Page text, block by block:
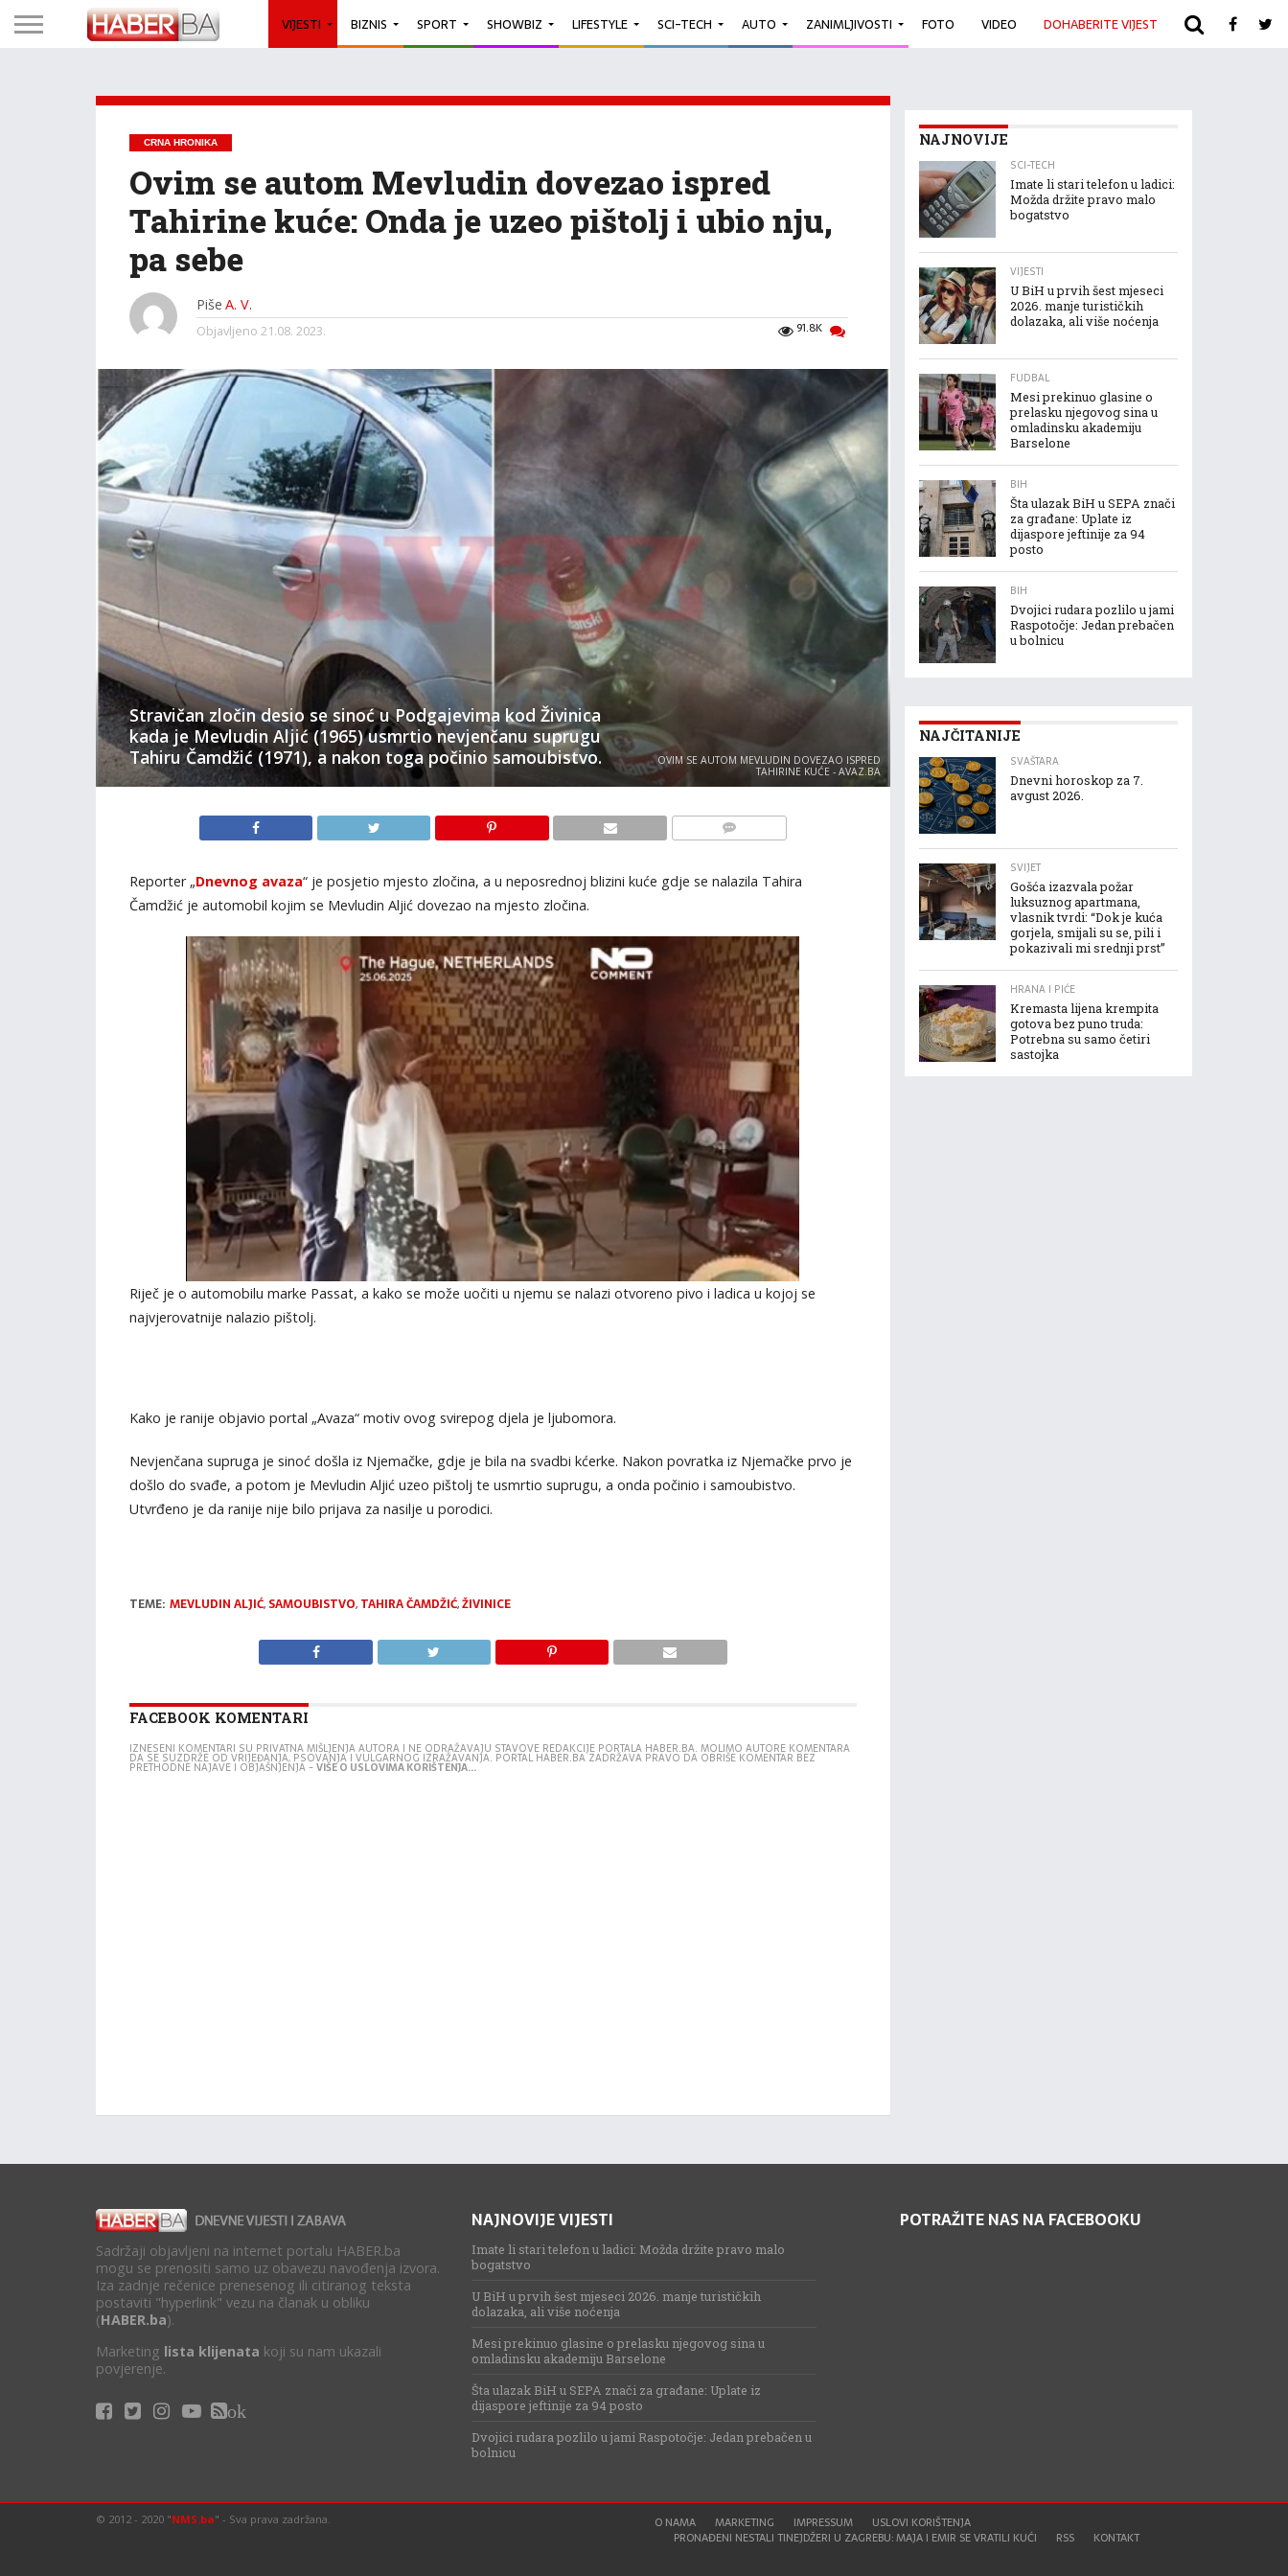
VIJESTI BIZNIS SPORT SHOWBIZ LIFESTYLE SCI-TECH AUTO ZANIMLJIVOSTI FOTO VIDEO DOHABERITE VIJEST ARHIVA
CRNA HRONIKA
Ovim se autom Mevludin dovezao ispred
Tahirine kuće: Onda je uzeo pištolj i ubio nju,
pa sebe
Piše A. V.
91.8K
Objavljeno 21.08. 2023.
Stravičan zločin desio se sinoć u Podgajevima kod Živinica
kada je Mevludin Aljić (1965) usmrtio nevjenčanu suprugu
Tahiru Čamdžić (1971), a nakon toga počinio samoubistvo.
OVIM SE AUTOM MEVLUDIN DOVEZAO ISPRED
TAHIRINE KUĆE - AVAZ.BA
Reporter „Dnevnog avaza“ je posjetio mjesto zločina, a u neposrednoj blizini kuće gdje se nalazila Tahira
Čamdžić je automobil kojim se Mevludin Aljić dovezao na mjesto zločina.
Riječ je o automobilu marke Passat, a kako se može uočiti u njemu se nalazi otvoreno pivo i ladica u kojoj se
najvjerovatnije nalazio pištolj.
Kako je ranije objavio portal „Avaza“ motiv ovog svirepog djela je ljubomora.
Nevjenčana supruga je sinoć došla iz Njemačke, gdje je bila na svadbi kćerke. Nakon povratka iz Njemačke prvo je
došlo do svađe, a potom je Mevludin Aljić uzeo pištolj te usmrtio suprugu, a onda počinio i samoubistvo.
Utvrđeno je da ranije nije bilo prijava za nasilje u porodici.
TEME: MEVLUDIN ALJIĆ, SAMOUBISTVO, TAHIRA ČAMDŽIĆ,ŽIVINICE
FACEBOOK KOMENTARI
IZNESENI KOMENTARI SU PRIVATNA MIŠLJENJA AUTORA I NE ODRAŽAVAJU STAVOVE REDAKCIJE PORTALA HABER.BA. MOLIMO AUTORE KOMENTARA
DA SE SUZDRŽE OD VRIJEĐANJA, PSOVANJA I VULGARNOG IZRAŽAVANJA. PORTAL HABER.BA ZADRŽAVA PRAVO DA OBRIŠE KOMENTAR BEZ
PRETHODNE NAJAVE I OBJAŠNJENJA -VIŠE O USLOVIMA KORIŠTENJA...
NAJNOVIJE
SCI-TECH
Imate li stari telefon u ladici:
Možda držite pravo malo
bogatstvo
VIJESTI
U BiH u prvih šest mjeseci
2026. manje turističkih
dolazaka, ali više noćenja
FUDBAL
Mesi prekinuo glasine o
prelasku njegovog sina u
omladinsku akademiju
Barselone
BIH
Šta ulazak BiH u SEPA znači
za građane: Uplate iz
dijaspore jeftinije za 94
posto
BIH
Dvojici rudara pozlilo u jami
Raspotočje: Jedan prebačen
u bolnicu
NAJČITANIJE
SVAŠTARA
Dnevni horoskop za 7.
avgust 2026.
SVIJET
Gošća izazvala požar
luksuznog apartmana,
vlasnik tvrdi: “Dok je kuća
gorjela, smijali su se, pili i
pokazivali mi srednji prst”
HRANA I PIĆE
Kremasta lijena krempita
gotova bez puno truda:
Potrebna su samo četiri
sastojka
Sadržaji objavljeni na internet portalu HABER.ba
mogu se prenositi samo uz obavezu navođenja izvora.
Iza zadnje rečenice prenesenog ili citiranog teksta
postaviti "hyperlink" vezu na članak u obliku
(HABER.ba).
Marketing lista klijenata koji su nam ukazali
povjerenje.
ok
NAJNOVIJE VIJESTI
Imate li stari telefon u ladici: Možda držite pravo malo
bogatstvo
U BiH u prvih šest mjeseci 2026. manje turističkih
dolazaka, ali više noćenja
Mesi prekinuo glasine o prelasku njegovog sina u
omladinsku akademiju Barselone
Šta ulazak BiH u SEPA znači za građane: Uplate iz
dijaspore jeftinije za 94 posto
Dvojici rudara pozlilo u jami Raspotočje: Jedan prebačen u
bolnicu
POTRAŽITE NAS NA FACEBOOKU
O NAMA MARKETING IMPRESSUM
USLOVI KORIŠTENJA
PRONAĐENI NESTALI TINEJDŽERI U ZAGREBU: MAJA I EMIR SE VRATILI KUĆI
RSS KONTAKT
© 2012 - 2020 "NMS.ba" - Sva prava zadržana.